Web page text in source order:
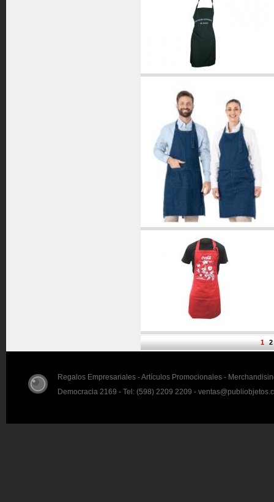
1 2
Regalos Empresariales - Artículos Promocionales -
Democracia 2169 - Tel: (598) 2209 2209 -